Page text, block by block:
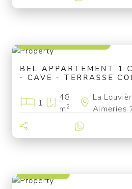
BEL APPARTEMENT 1
- CAVE - TERRASSE
1
48
m2
La
Aimeries